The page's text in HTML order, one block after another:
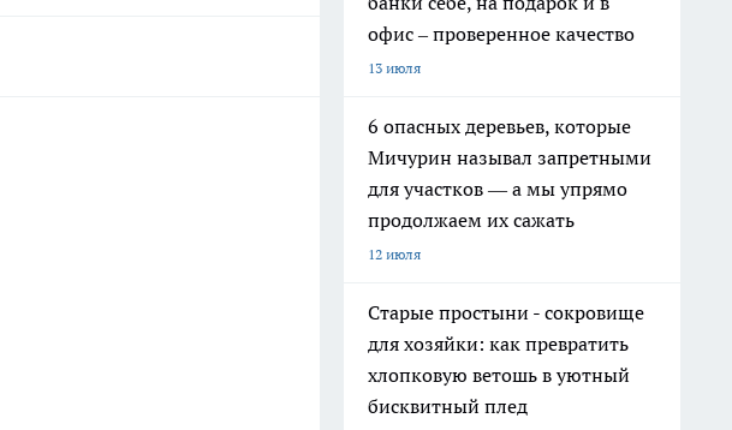
офис – проверенное качество
13 июля
6 опасных деревьев, которые
Мичурин называл запретными
для участков — а мы упрямо
продолжаем их сажать
12 июля
Старые простыни - сокровище
для хозяйки: как превратить
хлопковую ветошь в уютный
бисквитный плед